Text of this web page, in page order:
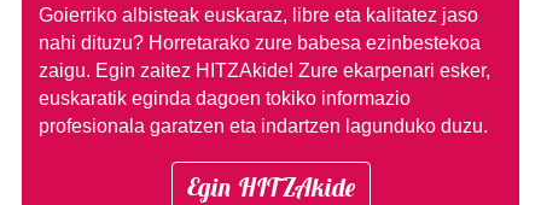
Goierriko albisteak euskaraz, libre eta kalitatez jaso
nahi dituzu? Horretarako zure babesa ezinbestekoa
zaigu. Egin zaitez HITZAkide! Zure ekarpenari esker,
euskaratik eginda dagoen tokiko informazio
profesionala garatzen eta indartzen lagunduko duzu.
Egin HITZAkide